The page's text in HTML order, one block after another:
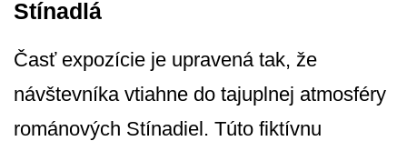
Stínadlá
Časť expozície je upravená tak, že
návštevníka vtiahne do tajuplnej atmosféry
románových Stínadiel. Túto fiktívnu